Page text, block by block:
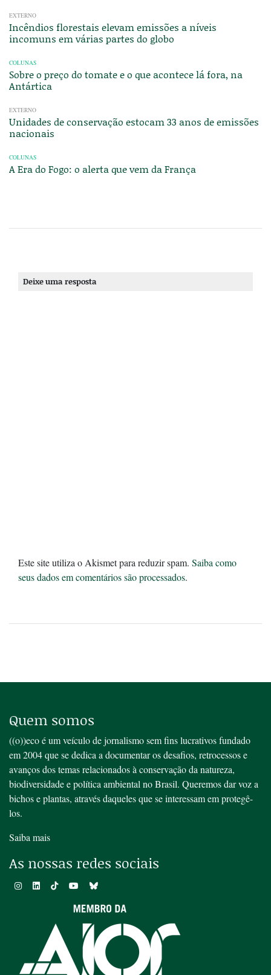
EXTERNO
Incêndios florestais elevam emissões a níveis
incomuns em várias partes do globo
COLUNAS
Sobre o preço do tomate e o que acontece lá fora, na
Antártica
EXTERNO
Unidades de conservação estocam 33 anos de emissões
nacionais
COLUNAS
A Era do Fogo: o alerta que vem da França
Deixe uma resposta
Este site utiliza o Akismet para reduzir spam. Saiba como
seus dados em comentários são processados.
Quem somos
((o))eco é um veículo de jornalismo sem fins lucrativos fundado
em 2004 que se dedica a documentar os desafios, retrocessos e
avanços dos temas relacionados à conservação da natureza,
biodiversidade e política ambiental no Brasil. Queremos dar voz a
bichos e plantas, através daqueles que se interessam em protegê-
los.
Saiba mais
As nossas redes sociais